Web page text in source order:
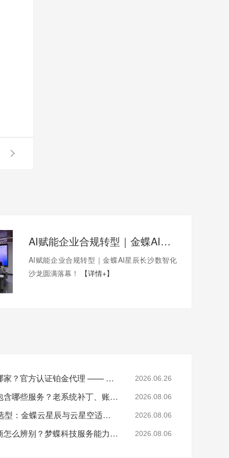
AI赋能企业合规转型｜金蝶AI星辰长沙数智化沙龙圆满落幕！
AI赋能企业合规转型｜金蝶AI星辰长沙数智化
沙龙圆满落幕！
【详情+】
湖南金蝶软件总代理是哪家？官方认证铂金代理 —— 湖南梦蝶科技 2026.06.26
湖南金蝶软件售后运维包含哪些服务？老系统补丁、账套修复说明 2026.08.06
湖南中小制造企业ERP选型：金蝶云星辰与云星空适配场景 2026.08.06
湖南正规金蝶铂金代理商怎么辨别？梦蝶科技服务能力介绍 2026.08.06